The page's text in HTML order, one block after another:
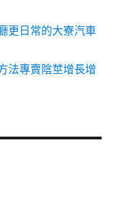
更日常的大寮汽車
法專賣陰莖增長增